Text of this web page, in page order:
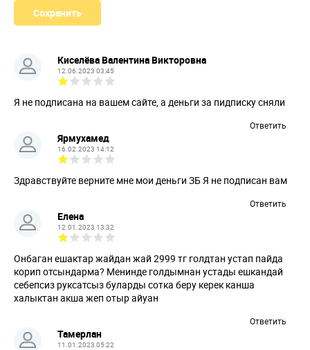
Киселёва Валентина Викторовна
12.06.2023 03:45
Я не подписана на вашем сайте, а деньги за пидписку сняли
Ответить
Ярмухамед
16.02.2023 14:12
Здравствуйте верните мне мои деньги ЗБ Я не подписан вам
Ответить
Елена
12.01.2023 13:32
Онбаган ешактар жайдан жай 2999 тг голдтан устап пайда
корип отсындарма? Менинде голдымнан устады ешкандай
себепсиз руксатсыз буларды сотка беру керек канша
халыктан акша жеп отыр айуан
Ответить
Тамерлан
11.01.2023 05:22